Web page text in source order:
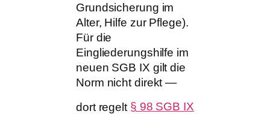
Grundsicherung im
Alter, Hilfe zur Pflege).
Für die
Eingliederungshilfe im
neuen SGB IX gilt die
Norm nicht direkt —
dort regelt § 98 SGB IX